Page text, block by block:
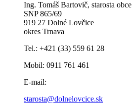
Ing. Tomáš Bartovič, starosta obce
SNP 865/69
919 27 Dolné Lovčice
okres Trnava
Tel.: +421 (33) 559 61 28
Mobil: 0911 761 461
E-mail:
starosta@dolnelovcice.sk